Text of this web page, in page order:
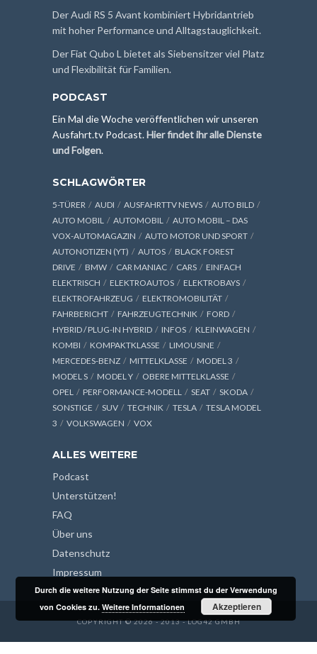
Der Audi RS 5 Avant kombiniert Hybridantrieb
mit hoher Performance und Alltagstauglichkeit.
Der Fiat Qubo L bietet als Siebensitzer viel Platz
und Flexibilität für Familien.
PODCAST
Ein Mal die Woche veröffentlichen wir unseren
Ausfahrt.tv Podcast.Hier findet ihr alle Dienste
und Folgen.
SCHLAGWÖRTER
5-TÜRER AUDI AUSFAHRTTV NEWS
AUTO BILD
AUTO MOBIL
AUTOMOBIL
AUTO MOBIL – DAS
VOX-AUTOMAGAZIN
AUTO MOTOR UND SPORT
AUTONOTIZEN (YT)
AUTOS
BLACK FOREST
DRIVE
BMW CAR MANIAC CARS
EINFACH
ELEKTRISCH
ELEKTROAUTOS
ELEKTROBAYS
ELEKTROFAHRZEUG
ELEKTROMOBILITÄT
FAHRBERICHT
FAHRZEUGTECHNIK
FORD
HYBRID / PLUG-IN HYBRID
INFOS
KLEINWAGEN
KOMBI
KOMPAKTKLASSE
LIMOUSINE
MERCEDES-BENZ
MITTELKLASSE
MODEL 3
MODEL S
MODEL Y
OBERE MITTELKLASSE
OPEL
PERFORMANCE-MODELL SEAT
SKODA
SONSTIGE
SUV TECHNIK TESLA
TESLA MODEL
3
VOLKSWAGEN VOX
ALLES WEITERE
Podcast
Unterstützen!
FAQ
Über uns
Datenschutz
Impressum
COPYRIGHT © 2026 - 2013 - LOG42 GMBH
Durch die weitere Nutzung der Seite stimmst du der Verwendung
von Cookies zu.Weitere Informationen Akzeptieren